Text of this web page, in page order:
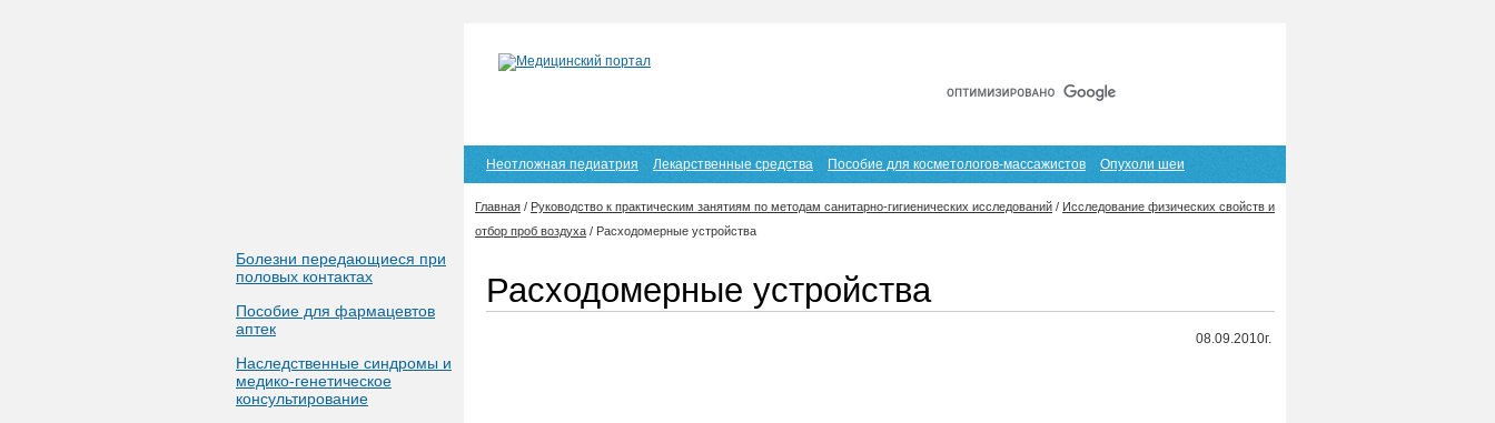
Болезни передающиеся при
половых контактах
Пособие для фармацевтов
аптек
Наследственные синдромы и
медико-генетическое
консультирование
Неотложная педиатрия Лекарственные средства Пособие для косметологов-массажистов Опухоли шеи
Главная / Руководство к практическим занятиям по методам санитарно-гигиенических исследований / Исследование физических свойств и
отбор проб воздуха / Расходомерные устройства
Расходомерные устройства
08.09.2010г.